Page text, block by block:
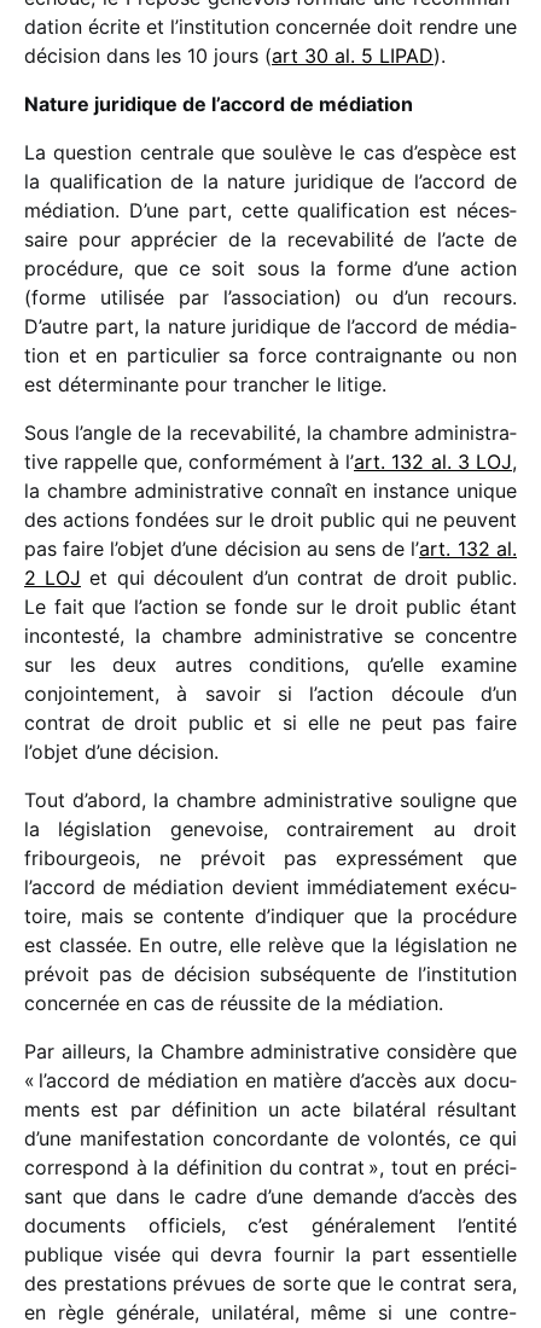
da­tion écrite et l’institution concer­née doit rendre une
déci­sion dans les 10 jours (art 30 al. 5 LIPAD).
Nature juri­dique de l’accord de médiation
La ques­tion centrale que soulève le cas d’espèce est
la quali­fi­ca­tion de la nature juri­dique de l’accord de
média­tion. D’une part, cette quali­fi­ca­tion est néces­
saire pour appré­cier de la rece­va­bi­lité de l’acte de
procé­dure, que ce soit sous la forme d’une action
(forme utili­sée par l’association) ou d’un recours.
D’autre part, la nature juri­dique de l’accord de média­
tion et en parti­cu­lier sa force contrai­gnante ou non
est déter­mi­nante pour tran­cher le litige.
Sous l’angle de la rece­va­bi­lité, la chambre admi­nis­tra­
tive rappelle que, confor­mé­ment à l’art. 132 al. 3 LOJ,
la chambre admi­nis­tra­tive connaît en instance unique
des actions fondées sur le droit public qui ne peuvent
pas faire l’objet d’une déci­sion au sens de l’art. 132 al.
2 LOJ et qui découlent d’un contrat de droit public.
Le fait que l’action se fonde sur le droit public étant
incon­testé, la chambre admi­nis­tra­tive se concentre
sur les deux autres condi­tions, qu’elle examine
conjoin­te­ment, à savoir si l’action découle d’un
contrat de droit public et si elle ne peut pas faire
l’objet d’une décision.
Tout d’abord, la chambre admi­nis­tra­tive souligne que
la légis­la­tion gene­voise, contrai­re­ment au droit
fribour­geois, ne prévoit pas expres­sé­ment que
l’accord de média­tion devient immé­dia­te­ment exécu­
toire, mais se contente d’indiquer que la procé­dure
est clas­sée. En outre, elle relève que la légis­la­tion ne
prévoit pas de déci­sion subsé­quente de l’institution
concer­née en cas de réus­site de la médiation.
Par ailleurs, la Chambre admi­nis­tra­tive consi­dère que
« l’accord de média­tion en matière d’accès aux docu­
ments est par défi­ni­tion un acte bila­té­ral résul­tant
d’une mani­fes­ta­tion concor­dante de volon­tés, ce qui
corres­pond à la défi­ni­tion du contrat », tout en préci­
sant que dans le cadre d’une demande d’accès des
docu­ments offi­ciels, c’est géné­ra­le­ment l’entité
publique visée qui devra four­nir la part essen­tielle
des pres­ta­tions prévues de sorte que le contrat sera,
en règle géné­rale, unila­té­ral, même si une contre-